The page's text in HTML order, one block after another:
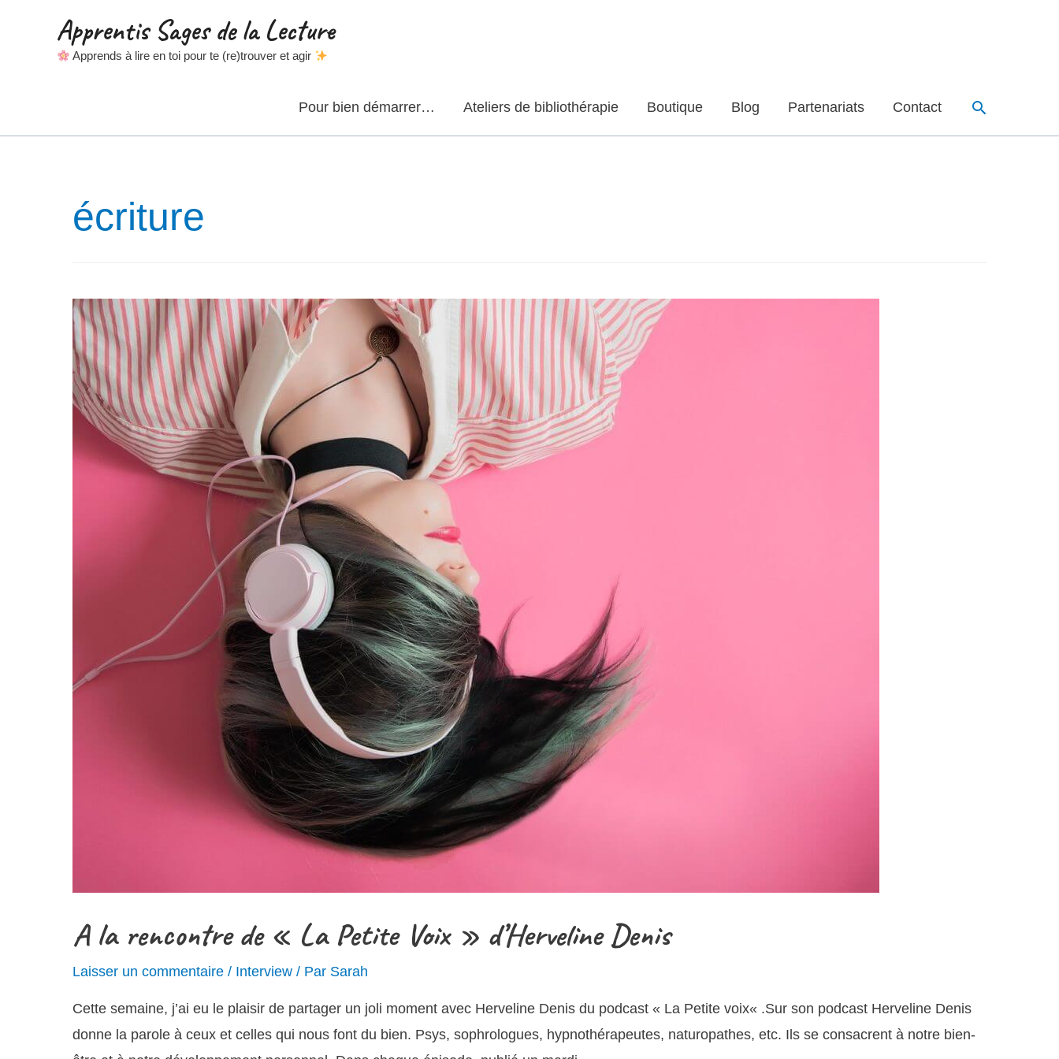
Apprentis Sages de la Lecture
Apprends à lire en toi pour te (re)trouver et agir
Pour bien démarrer… Ateliers de bibliothérapie Boutique Blog Partenariats Contact
écriture
A la rencontre de « La Petite Voix » d’Herveline Denis
Laisser un commentaire / Interview / Par Sarah
Cette semaine, j’ai eu le plaisir de partager un joli moment avec Herveline Denis du podcast « La Petite voix« .Sur son podcast Herveline Denis
donne la parole à ceux et celles qui nous font du bien. Psys, sophrologues, hypnothérapeutes, naturopathes, etc. Ils se consacrent à notre bien-